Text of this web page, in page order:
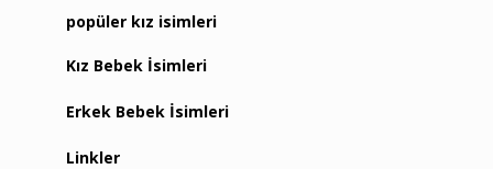
popüler kız isimleri
Kız Bebek İsimleri
Erkek Bebek İsimleri
Linkler